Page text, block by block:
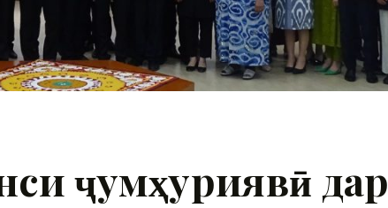
ҷумҳуриявӣ дар